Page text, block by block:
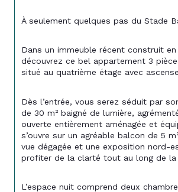
À seulement quelques pas du Stade
Dans un immeuble récent construit
découvrez ce bel appartement 3
situé au quatrième étage avec
Dès l’entrée, vous serez séduit par
de 30 m² baigné de lumière,
ouverte entièrement aménagée et
s’ouvre sur un agréable balcon de 5
vue dégagée et une exposition nord-
profiter de la clarté tout au long de la
L’espace nuit comprend deux